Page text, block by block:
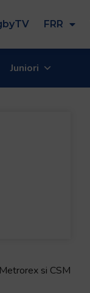
FRR
Juniori
si CSM